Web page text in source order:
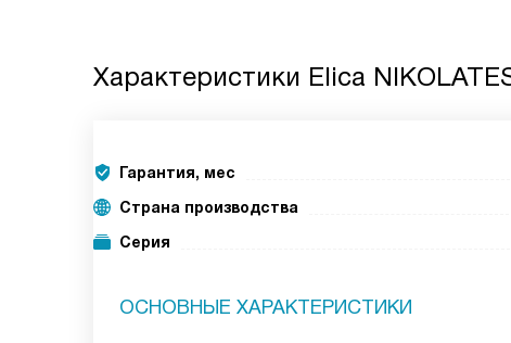
Характеристики Elica
Гарантия, мес
Страна производства
Серия
ОСНОВНЫЕ ХАРАКТЕРИСТИКИ